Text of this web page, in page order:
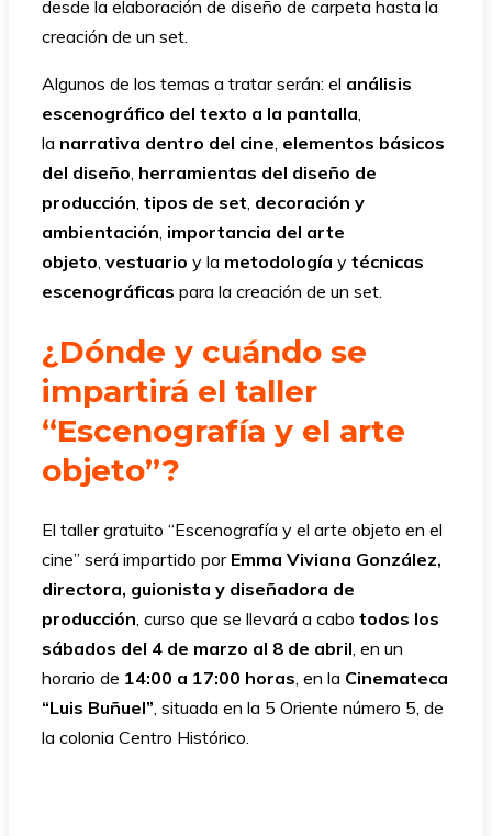
desde la elaboración de diseño de carpeta hasta la
creación de un set.
Algunos de los temas a tratar serán: el análisis
escenográfico del texto a la pantalla
la narrativa dentro del cine elementos básicos
del diseño herramientas del diseño de
producción tipos de set decoración y
ambientación importancia del arte
objeto vestuario y la metodología y técnicas
escenográficas para la creación de un set.
¿Dónde y cuándo se
impartirá el taller
“Escenografía y el arte
objeto”?
El taller gratuito “Escenografía y el arte objeto en el
cine” será impartido por Emma Viviana González,
directora, guionista y diseñadora de
producción, curso que se llevará a cabo todos los
sábados del 4 de marzo al 8 de abril, en un
horario de 14:00 a 17:00 horas, en la Cinemateca
“Luis Buñuel”, situada en la 5 Oriente número 5, de
la colonia Centro Histórico.